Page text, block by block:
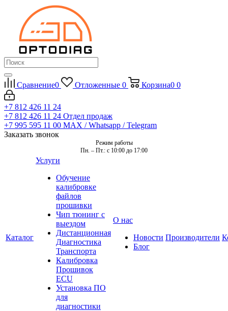
Сравнение0 Отложенные 0 Корзина0 0
+7 812 426 11 24
+7 812 426 11 24 Отдел продаж
+7 995 595 11 00 MAX / Whatsapp / Telegram
Заказать звонок
Режим работы
Пн. – Пт.: с 10:00 до 17:00
Каталог
Услуги
Обучение
калибровке
файлов
прошивки
Чип тюнинг с
выездом
Дистанционная
Диагностика
Транспорта
Калибровка
Прошивок
ECU
Установка ПО
для
диагностики
О нас
Новости
Блог
Производители